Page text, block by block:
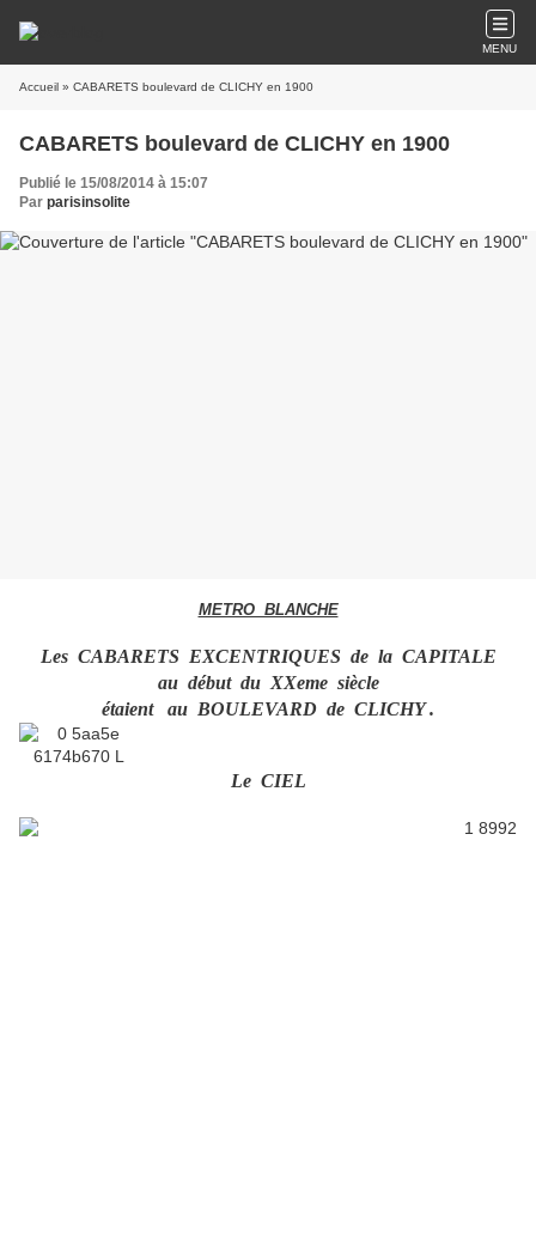
MENU
Accueil » CABARETS boulevard de CLICHY en 1900
CABARETS boulevard de CLICHY en 1900
Publié le 15/08/2014 à 15:07
Par parisinsolite
METRO BLANCHE
Les CABARETS EXCENTRIQUES de la CAPITALE
au début du XXeme siècle
étaient
au BOULEVARD de CLICHY .
Le CIEL